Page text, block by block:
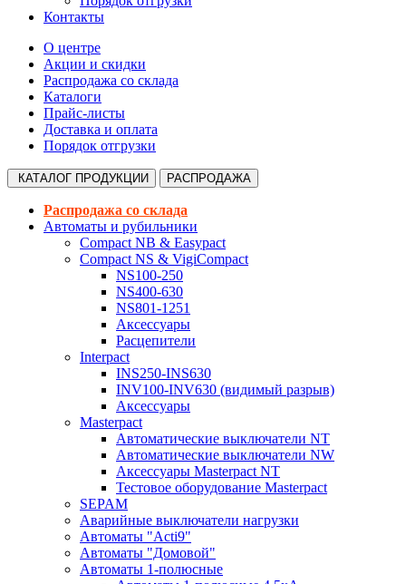
Контакты
О центре
Акции и скидки
Распродажа со склада
Каталоги
Прайс-листы
Доставка и оплата
Порядок отгрузки
КАТАЛОГ ПРОДУКЦИИ РАСПРОДАЖА
Распродажа со склада
Автоматы и рубильники
Compact NB & Easypact
Compact NS & VigiCompact
NS100-250
NS400-630
NS801-1251
Аксессуары
Расцепители
Interpact
INS250-INS630
INV100-INV630 (видимый разрыв)
Аксессуары
Masterpact
Автоматические выключатели NT
Автоматические выключатели NW
Аксессуары Masterpact NT
Тестовое оборудование Masterpact
SEPAM
Аварийные выключатели нагрузки
Автоматы "Acti9"
Автоматы "Домовой"
Автоматы 1-полюсные